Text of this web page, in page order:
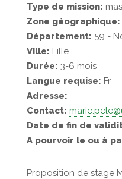
Type de mission:
Zone géographique:
Département: 59 -
Ville: Lille
Durée: 3-6 mois
Langue requise: Fr
Adresse:
Contact:
Date de fin de
A pourvoir le ou à
Proposition de stage